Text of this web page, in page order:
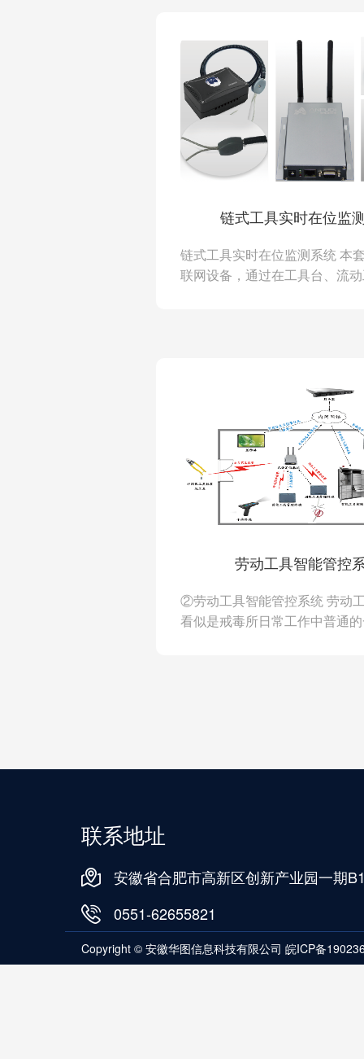
链式工具实时在位监
链式工具实时在位监测系统 本
联网设备，通过在工具台、流
劳动工具智能管控
②劳动工具智能管控系统 劳动
看似是戒毒所日常工作中普通
联系地址
安徽省合肥市高新区创新产业园一期
0551-62655821
Copyright © 安徽华图信息科技有限公司 皖ICP备